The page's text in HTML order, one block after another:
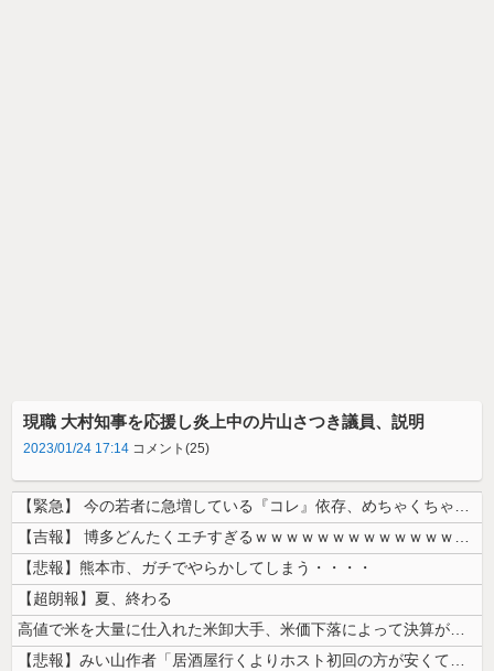
現職 大村知事を応援し炎上中の片山さつき議員、説明
2023/01/24 17:14 コメント(25)
【緊急】 今の若者に急増している『コレ』依存、めちゃくちゃ深刻な模様w...
【吉報】 博多どんたくエチすぎるｗｗｗｗｗｗｗｗｗｗｗｗｗｗｗ
【悲報】熊本市、ガチでやらかしてしまう・・・・
【超朗報】夏、終わる
高値で米を大量に仕入れた米卸大手、米価下落によって決算が凄まじいことに...
【悲報】みい山作者「居酒屋行くよりホスト初回の方が安くてチヤホヤされる...